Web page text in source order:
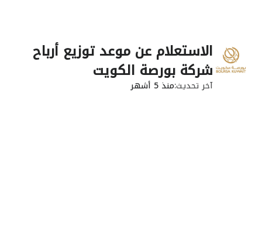
الاستعلام عن موعد توزيع أرباح
شركة بورصة الكويت
آخر تحديثمنذ 5 أشهر